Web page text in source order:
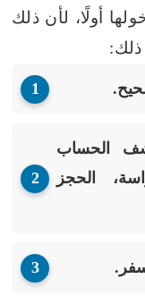
أولًا، لأن ذلك
ذلك:
الحساب
الحجز